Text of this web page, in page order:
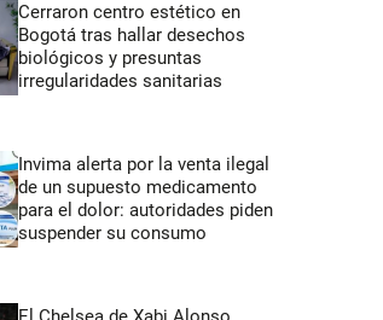
Cerraron centro estético en
Bogotá tras hallar desechos
biológicos y presuntas
irregularidades sanitarias
Invima alerta por la venta ilegal
de un supuesto medicamento
para el dolor: autoridades piden
suspender su consumo